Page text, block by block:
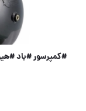
فرز انگشتی صنعتی AirBoss